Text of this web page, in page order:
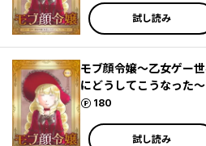
試し読み
モブ顔令嬢～乙女ゲー
にどうしてこうなった～
180
ポイント
試し読み